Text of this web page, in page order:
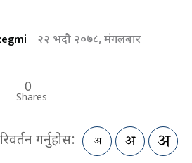
२२ भदौ २०७८, मंगलबार
0
Shares
गर्नुहोस: